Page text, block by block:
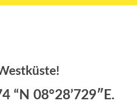
“N 08°28’729″E.